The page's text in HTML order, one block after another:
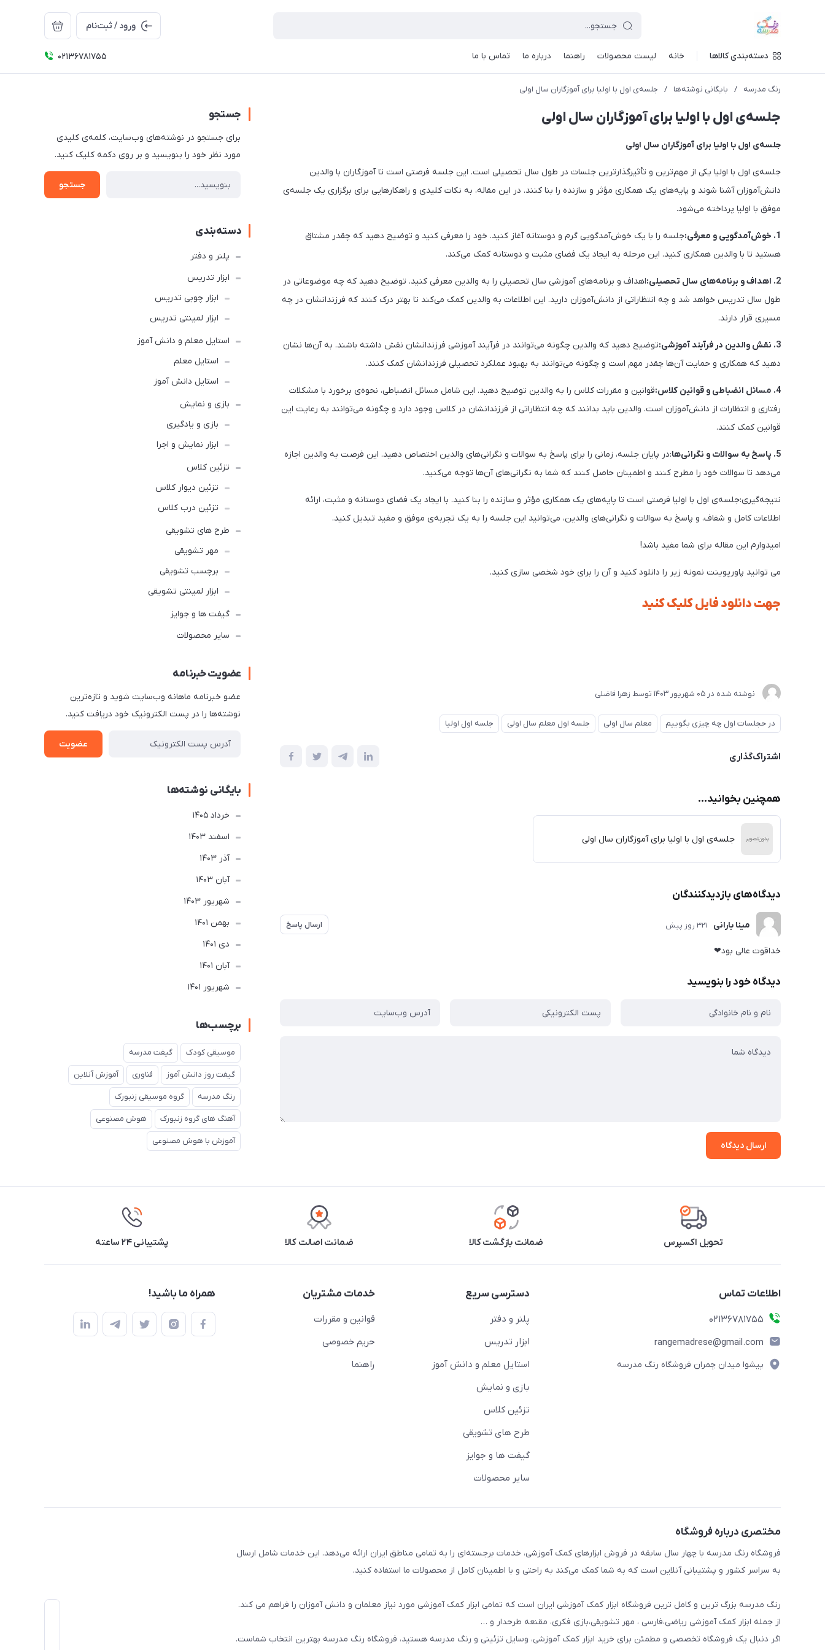
ورود / ثبت‌نام
دسته‌بندی کالاها خانه لیست محصولات راهنما درباره ما تماس با ما 02136781755
رنگ مدرسه / بایگانی نوشته‌ها / جلسه‌ی اول با اولیا برای آموزگاران سال اولی
جلسه‌ی اول با اولیا برای آموزگاران سال اولی
جلسه‌ی اول با اولیا برای آموزگاران سال اولی
جلسه‌ی اول با اولیا یکی از مهم‌ترین و تأثیرگذارترین جلسات در طول سال تحصیلی است. این جلسه فرصتی است تا آموزگاران با والدین
دانش‌آموزان آشنا شوند و پایه‌های یک همکاری مؤثر و سازنده را بنا کنند. در این مقاله، به نکات کلیدی و راهکارهایی برای برگزاری یک جلسه‌ی
موفق با اولیا پرداخته می‌شود.
1. خوش‌آمدگویی و معرفی:
جلسه را با یک خوش‌آمدگویی گرم و دوستانه آغاز کنید. خود را معرفی کنید و توضیح دهید که چقدر مشتاق
هستید تا با والدین همکاری کنید. این مرحله به ایجاد یک فضای مثبت و دوستانه کمک می‌کند.
2. اهداف و برنامه‌های سال تحصیلی:
اهداف و برنامه‌های آموزشی سال تحصیلی را به والدین معرفی کنید. توضیح دهید که چه موضوعاتی در
طول سال تدریس خواهد شد و چه انتظاراتی از دانش‌آموزان دارید. این اطلاعات به والدین کمک می‌کند تا بهتر درک کنند که فرزندانشان در چه
مسیری قرار دارند.
3. نقش والدین در فرآیند آموزشی:
توضیح دهید که والدین چگونه می‌توانند در فرآیند آموزشی فرزندانشان نقش داشته باشند. به آن‌ها نشان
دهید که همکاری و حمایت آن‌ها چقدر مهم است و چگونه می‌توانند به بهبود عملکرد تحصیلی فرزندانشان کمک کنند.
4. مسائل انضباطی و قوانین کلاس:
قوانین و مقررات کلاس را به والدین توضیح دهید. این شامل مسائل انضباطی، نحوه‌ی برخورد با مشکلات
رفتاری و انتظارات از دانش‌آموزان است. والدین باید بدانند که چه انتظاراتی از فرزندانشان در کلاس وجود دارد و چگونه می‌توانند به رعایت این
قوانین کمک کنند.
5. پاسخ به سوالات و نگرانی‌ها
:در پایان جلسه، زمانی را برای پاسخ به سوالات و نگرانی‌های والدین اختصاص دهید. این فرصت به والدین اجازه
می‌دهد تا سوالات خود را مطرح کنند و اطمینان حاصل کنند که شما به نگرانی‌های آن‌ها توجه می‌کنید.
نتیجه‌گیری:جلسه‌ی اول با اولیا فرصتی است تا پایه‌های یک همکاری مؤثر و سازنده را بنا کنید. با ایجاد یک فضای دوستانه و مثبت، ارائه
اطلاعات کامل و شفاف، و پاسخ به سوالات و نگرانی‌های والدین، می‌توانید این جلسه را به یک تجربه‌ی موفق و مفید تبدیل کنید.
امیدوارم این مقاله برای شما مفید باشد!
می توانید پاورپوینت نمونه زیر را دانلود کنید و آن را برای خود شخصی سازی کنید.
جهت دانلود فایل کلیک کنید
نوشته شده در 05 شهریور 1403 توسط زهرا فاضلی
در حجلسات اول چه چیزی بگوییم معلم سال اولی جلسه اول معلم سال اولی جلسه اول اولیا
اشتراک‌گذاری
همچنین بخوانید...
جلسه‌ی اول با اولیا برای آموزگاران سال اولی
دیدگاه‌های بازدیدکنندگان
مینا بارانی 321 روز پیش ارسال پاسخ
خداقوت عالی بود❤
دیدگاه خود را بنویسید
ارسال دیدگاه
جستجو
برای جستجو در نوشته‌های وب‌سایت، کلمه‌ی کلیدی
مورد نظر خود را بنویسید و بر روی دکمه کلیک کنید.
جستجو
دسته‌بندی
پلنر و دفتر
ابزار تدریس
ابزار چوبی تدریس
ابزار لمینتی تدریس
استایل معلم و دانش آموز
استایل معلم
استایل دانش آموز
بازی و نمایش
بازی و یادگیری
ابزار نمایش و اجرا
تزئین کلاس
تزئین دیوار کلاس
تزئین درب کلاس
طرح های تشویقی
مهر تشویقی
برچسب تشویقی
ابزار لمینتی تشویقی
گیفت ها و جوایز
سایر محصولات
عضویت خبرنامه
عضو خبرنامه ماهانه وب‌سایت شوید و تازه‌ترین
نوشته‌ها را در پست الکترونیک خود دریافت کنید.
عضویت
بایگانی نوشته‌ها
خرداد 1405
اسفند 1403
آذر 1403
آبان 1403
شهریور 1403
بهمن 1401
دی 1401
آبان 1401
شهریور 1401
برچسب‌ها
موسیقی کودک گیفت مدرسه
گیفت روز دانش آموز فناوری آموزش آنلاین
رنگ مدرسه گروه موسیقی زنبورک
آهنگ های گروه زنبورک هوش مصنوعی
آموزش با هوش مصنوعی
تحویل اکسپرس ضمانت بازگشت کالا ضمانت اصالت کالا پشتیبانی ۲۴ ساعته
اطلاعات تماس
02136781755
rangemadrese@gmail.com
پیشوا میدان چمران فروشگاه رنگ مدرسه
دسترسی سریع
پلنر و دفتر
ابزار تدریس
استایل معلم و دانش آموز
بازی و نمایش
تزئین کلاس
طرح های تشویقی
گیفت ها و جوایز
سایر محصولات
خدمات مشتریان
قوانین و مقررات
حریم خصوصی
راهنما
همراه ما باشید!
مختصری درباره فروشگاه
فروشگاه رنگ مدرسه با چهار سال سابقه در فروش ابزارهای کمک آموزشی، خدمات برجسته‌ای را به تمامی مناطق ایران ارائه می‌دهد. این خدمات شامل ارسال
به سراسر کشور و پشتیبانی آنلاین است که به شما کمک می‌کند به راحتی و با اطمینان کامل از محصولات ما استفاده کنید.
رنگ مدرسه بزرگ ترین و کامل ترین فروشگاه ابزار کمک آموزشی ایران است که تمامی ابزار کمک آموزشی مورد نیاز معلمان و دانش آموزان را فراهم می کند.
از جمله ابزار کمک آموزشی ریاضی،فارسی ، مهر تشویقی،بازی فکری، مقنعه طرحدار و …
اگر دنبال یک فروشگاه تخصصی و مطمئن برای خرید ابزار کمک آموزشی، وسایل تزئینی و رنگ مدرسه هستید، فروشگاه رنگ مدرسه بهترین انتخاب شماست.